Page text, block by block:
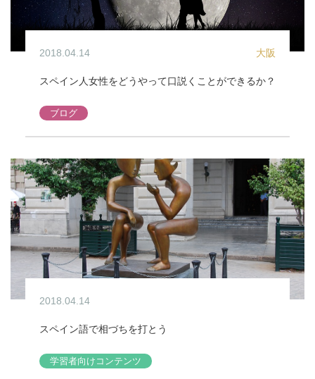
2018.04.14 大阪
スペイン人女性をどうやって口説くことができるか？
ブログ
2018.04.14
スペイン語で相づちを打とう
学習者向けコンテンツ